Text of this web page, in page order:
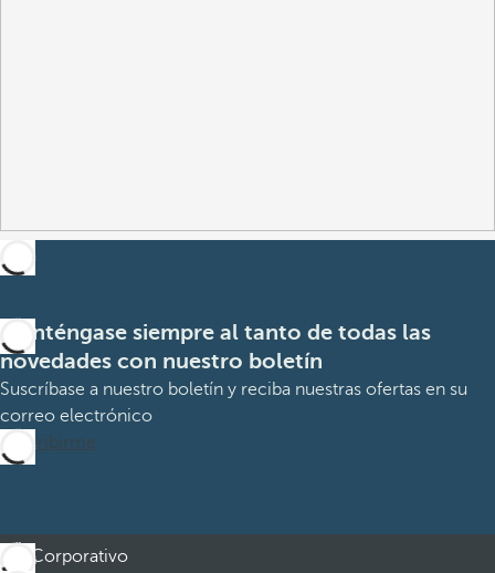
Manténgase siempre al tanto de todas las
novedades con nuestro boletín
Suscríbase a nuestro boletín y reciba nuestras ofertas en su
correo electrónico
Suscribirme
Corporativo